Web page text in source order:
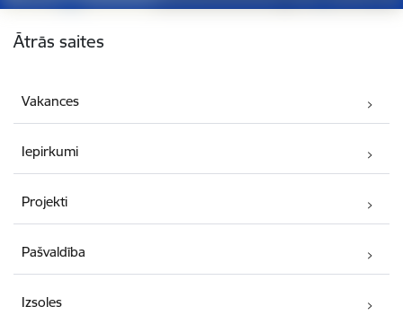
Ātrās saites
Vakances
Iepirkumi
Projekti
Pašvaldība
Izsoles